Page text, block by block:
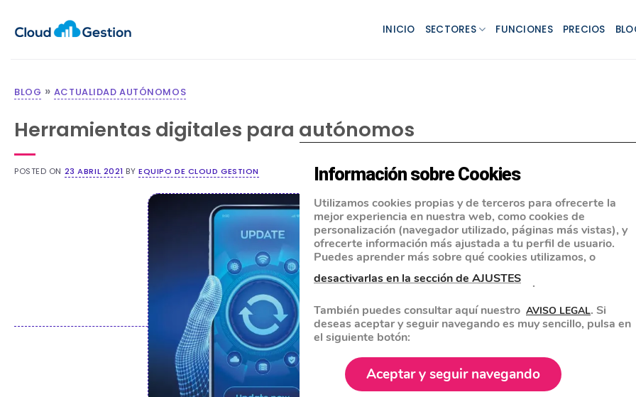
INICIO SECTORES FUNCIONES PRECIOS
BLOG » ACTUALIDAD AUTÓNOMOS
Herramientas digitales para autónomos
POSTED ON 23 ABRIL 2021 BYEQUIPO DE CLOUD GESTION Información sobre Cookies
Utilizamos cookies propias y de terceros para ofrecerte la
mejor experiencia en nuestra web, como cookies de
personalización (navegador utilizado, páginas más vistas), y
ofrecerte información más ajustada a tu perfil de usuario.
Puedes aprender más sobre qué cookies utilizamos, o
desactivarlas en la sección de AJUSTES
.
También puedes consultar aquí nuestro AVISO LEGAL. Si
deseas aceptar y seguir navegando es muy sencillo, pulsa en
el siguiente botón:
Aceptar y seguir navegando